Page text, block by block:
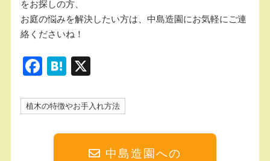
をお探しの方、
お庭の悩みを解決したい方は、中島造園にお気軽にご連
絡くださいね！
F
c
H
e
植木の特徴やお手入れ方法
中島造園への